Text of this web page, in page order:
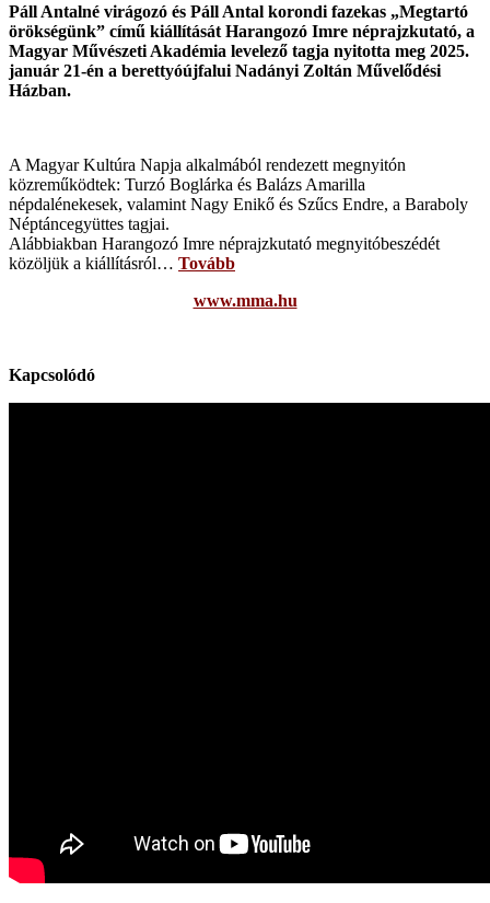
Páll Antalné virágozó és Páll Antal korondi fazekas „Megtartó
örökségünk” című kiállítását Harangozó Imre néprajzkutató, a
Magyar Művészeti Akadémia levelező tagja nyitotta meg 2025.
január 21-én a berettyóújfalui Nadányi Zoltán Művelődési
Házban.
A Magyar Kultúra Napja alkalmából rendezett megnyitón
közreműködtek: Turzó Boglárka és Balázs Amarilla
népdalénekesek, valamint Nagy Enikő és Szűcs Endre, a Baraboly
Néptáncegyüttes tagjai.
Alábbiakban Harangozó Imre néprajzkutató megnyitóbeszédét
közöljük a kiállításról… Tovább
www.mma.hu
Kapcsolódó